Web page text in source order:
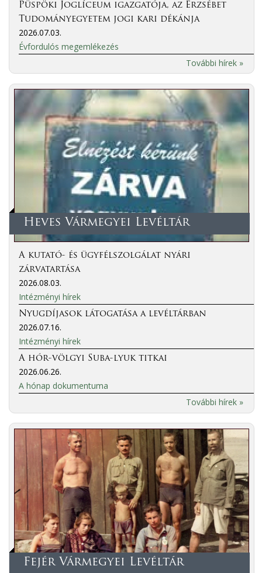
Püspöki Joglíceum igazgatója, az Erzsébet
Tudományegyetem jogi kari dékánja
2026.07.03.
Évfordulós megemlékezés
További hírek »
Heves Vármegyei Levéltár
A kutató- és ügyfélszolgálat nyári
zárvatartása
2026.08.03.
Intézményi hírek
Nyugdíjasok látogatása a levéltárban
2026.07.16.
Intézményi hírek
A hór-völgyi Suba-lyuk titkai
2026.06.26.
A hónap dokumentuma
További hírek »
Fejér Vármegyei Levéltár